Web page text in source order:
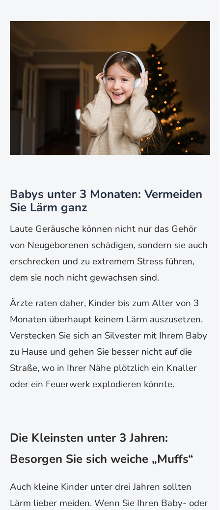
Babys unter 3 Monaten: Vermeiden
Sie Lärm ganz
Laute Geräusche können nicht nur das Gehör
von Neugeborenen schädigen, sondern sie auch
erschrecken und zu extremem Stress führen,
dem sie noch nicht gewachsen sind.
Ärzte raten daher, Kinder bis zum Alter von 3
Monaten überhaupt keinem Lärm auszusetzen.
Verstecken Sie sich an Silvester mit Ihrem Baby
zu Hause und gehen Sie besser nicht auf die
Straße, wo in Ihrer Nähe plötzlich ein Knaller
oder ein Feuerwerk explodieren könnte.
Die Kleinsten unter 3 Jahren:
Besorgen Sie sich weiche „Muffs“
Auch kleine Kinder unter drei Jahren sollten
Lärm lieber meiden. Wenn Sie Ihren Baby- oder